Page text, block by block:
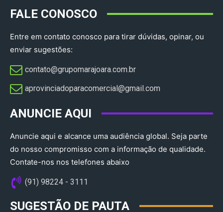
FALE CONOSCO
Entre em contato conosco para tirar dúvidas, opinar, ou
enviar sugestões:
contato@grupomarajoara.com.br
aprovinciadoparacomercial@gmail.com​
ANUNCIE AQUI
Anuncie aqui e alcance uma audiência global. Seja parte
do nosso compromisso com a informação de qualidade.
Contate-nos nos telefones abaixo
(91) 98224 - 3111
SUGESTÃO DE PAUTA